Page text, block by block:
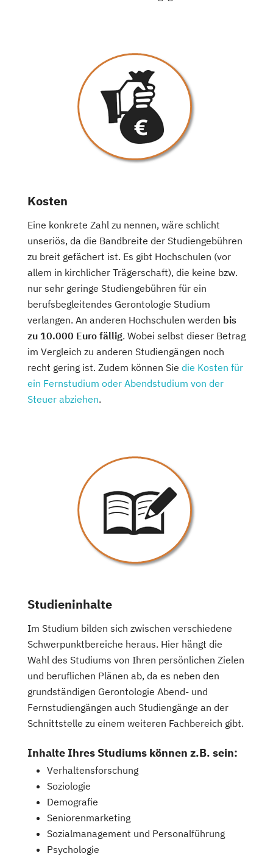
Kosten
Eine konkrete Zahl zu nennen, wäre schlicht
unseriös, da die Bandbreite der Studiengebühren
zu breit gefächert ist. Es gibt Hochschulen (vor
allem in kirchlicher Trägerschaft), die keine bzw.
nur sehr geringe Studiengebühren für ein
berufsbegleitendes Gerontologie Studium
verlangen. An anderen Hochschulen werden bis
zu 10.000 Euro fällig. Wobei selbst dieser Betrag
im Vergleich zu anderen Studiengängen noch
recht gering ist. Zudem können Sie die Kosten für
ein Fernstudium oder Abendstudium von der
Steuer abziehen.
Studieninhalte
Im Studium bilden sich zwischen verschiedene
Schwerpunktbereiche heraus. Hier hängt die
Wahl des Studiums von Ihren persönlichen Zielen
und beruflichen Plänen ab, da es neben den
grundständigen Gerontologie Abend- und
Fernstudiengängen auch Studiengänge an der
Schnittstelle zu einem weiteren Fachbereich gibt.
Inhalte Ihres Studiums können z.B. sein:
Verhaltensforschung
Soziologie
Demografie
Seniorenmarketing
Sozialmanagement und Personalführung
Psychologie